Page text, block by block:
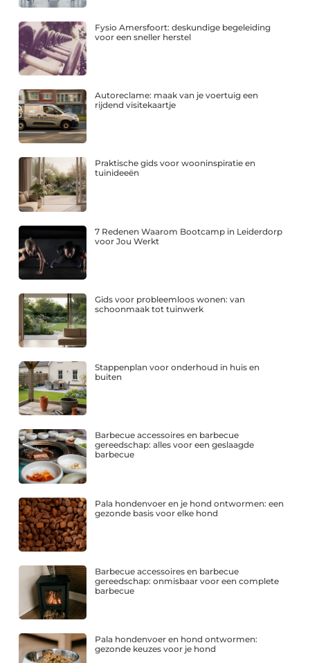
Fysio Amersfoort: deskundige begeleiding
voor een sneller herstel
Autoreclame: maak van je voertuig een
rijdend visitekaartje
Praktische gids voor wooninspiratie en
tuinideeën
7 Redenen Waarom Bootcamp in Leiderdorp
voor Jou Werkt
Gids voor probleemloos wonen: van
schoonmaak tot tuinwerk
Stappenplan voor onderhoud in huis en
buiten
Barbecue accessoires en barbecue
gereedschap: alles voor een geslaagde
barbecue
Pala hondenvoer en je hond ontwormen: een
gezonde basis voor elke hond
Barbecue accessoires en barbecue
gereedschap: onmisbaar voor een complete
barbecue
Pala hondenvoer en hond ontwormen:
gezonde keuzes voor je hond